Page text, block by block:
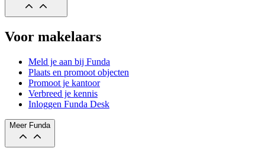
Voor makelaars
Meld je aan bij Funda
Plaats en promoot objecten
Promoot je kantoor
Verbreed je kennis
Inloggen Funda Desk
Meer Funda